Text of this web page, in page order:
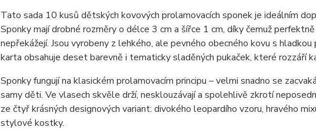
Tato sada 10 kusů dětských kovových prolamovacích sponek je ideálním
Sponky mají drobné rozměry o délce 3 cm a šířce 1 cm, díky čemuž
nepřekážejí. Jsou vyrobeny z lehkého, ale pevného obecného kovu s
karta obsahuje deset barevně i tematicky sladěných pukaček, které rozzáří
Sponky fungují na klasickém prolamovacím principu – velmi snadno se
samy děti. Ve vlasech skvěle drží, nesklouzávají a spolehlivě zkrotí
ze čtyř krásných designových variant: divokého leopardího vzoru, hravého
stylové kostky.